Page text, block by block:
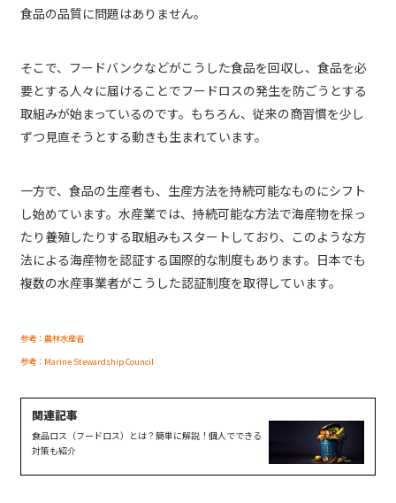
食品の品質に問題はありません。
そこで、フードバンクなどがこうした食品を回収し、食品を必
要とする人々に届けることでフードロスの発生を防ごうとする
取組みが始まっているのです。もちろん、従来の商習慣を少し
ずつ見直そうとする動きも生まれています。
一方で、食品の生産者も、生産方法を持続可能なものにシフト
し始めています。水産業では、持続可能な方法で海産物を採っ
たり養殖したりする取組みもスタートしており、このような方
法による海産物を認証する国際的な制度もあります。日本でも
複数の水産事業者がこうした認証制度を取得しています。
参考：農林水産省
参考：Marine Stewardship Council
食品ロス（フードロス）とは？簡単に解説！個人でできる
対策も紹介